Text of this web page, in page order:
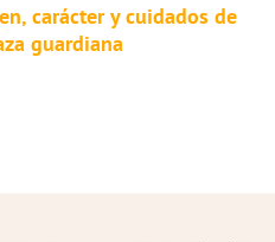
carácter y cuidados de
guardiana